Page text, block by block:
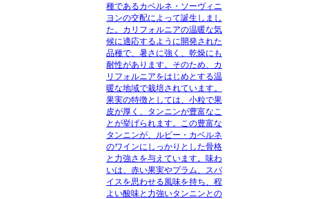
種であるカベルネ・ソーヴィニ
ヨンの交配によって誕生しまし
た。カリフォルニアの温暖な気
候に適応するように開発された
品種で、暑さに強く、乾燥にも
耐性があります。そのため、カ
リフォルニアをはじめとする温
暖な地域で栽培されています。
果実の特徴としては、小粒で果
皮が厚く、タンニンが豊富なこ
とが挙げられます。この豊富な
タンニンが、ルビー・カベルネ
のワインにしっかりとした骨格
と力強さを与えています。味わ
いは、赤い果実やプラム、スパ
イスを思わせる風味を持ち、程
よい酸味と力強いタンニンとの